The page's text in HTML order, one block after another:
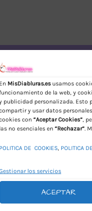
En MisDiabluras.es usamos
de la web, y
publicidad personalizada. Esto
y usar datos
con “Aceptar Cookies”,
las no esenciales en “Rechazar”.
POLITICA DE COOKIES, POLITICA
los servicios
ACEPTAR
con Envío